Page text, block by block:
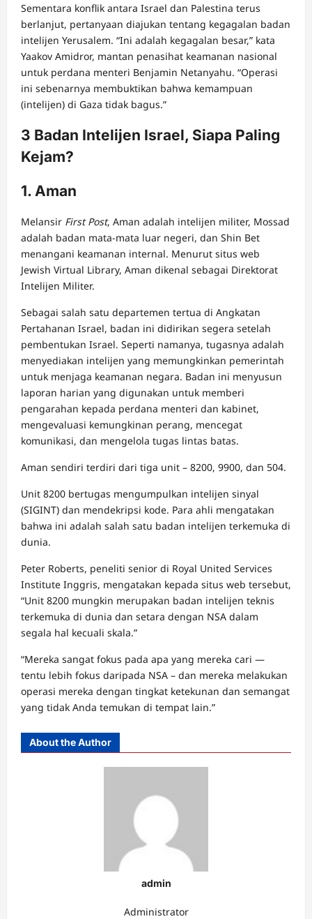
Sementara konflik antara Israel dan Palestina terus
berlanjut, pertanyaan diajukan tentang kegagalan badan
intelijen Yerusalem. “Ini adalah kegagalan besar,” kata
Yaakov Amidror, mantan penasihat keamanan nasional
untuk perdana menteri Benjamin Netanyahu. “Operasi
ini sebenarnya membuktikan bahwa kemampuan
(intelijen) di Gaza tidak bagus.”
3 Badan Intelijen Israel, Siapa Paling
Kejam?
1. Aman
Melansir First Post, Aman adalah intelijen militer, Mossad
adalah badan mata-mata luar negeri, dan Shin Bet
menangani keamanan internal. Menurut situs web
Jewish Virtual Library, Aman dikenal sebagai Direktorat
Intelijen Militer.
Sebagai salah satu departemen tertua di Angkatan
Pertahanan Israel, badan ini didirikan segera setelah
pembentukan Israel. Seperti namanya, tugasnya adalah
menyediakan intelijen yang memungkinkan pemerintah
untuk menjaga keamanan negara. Badan ini menyusun
laporan harian yang digunakan untuk memberi
pengarahan kepada perdana menteri dan kabinet,
mengevaluasi kemungkinan perang, mencegat
komunikasi, dan mengelola tugas lintas batas.
Aman sendiri terdiri dari tiga unit – 8200, 9900, dan 504.
Unit 8200 bertugas mengumpulkan intelijen sinyal
(SIGINT) dan mendekripsi kode. Para ahli mengatakan
bahwa ini adalah salah satu badan intelijen terkemuka di
dunia.
Peter Roberts, peneliti senior di Royal United Services
Institute Inggris, mengatakan kepada situs web tersebut,
“Unit 8200 mungkin merupakan badan intelijen teknis
terkemuka di dunia dan setara dengan NSA dalam
segala hal kecuali skala.”
“Mereka sangat fokus pada apa yang mereka cari —
tentu lebih fokus daripada NSA – dan mereka melakukan
operasi mereka dengan tingkat ketekunan dan semangat
yang tidak Anda temukan di tempat lain.”
About the Author
admin
Administrator